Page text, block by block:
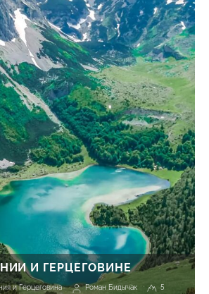
И ГЕРЦЕГОВИНЕ
и Герцеговина Роман Бидычак
5